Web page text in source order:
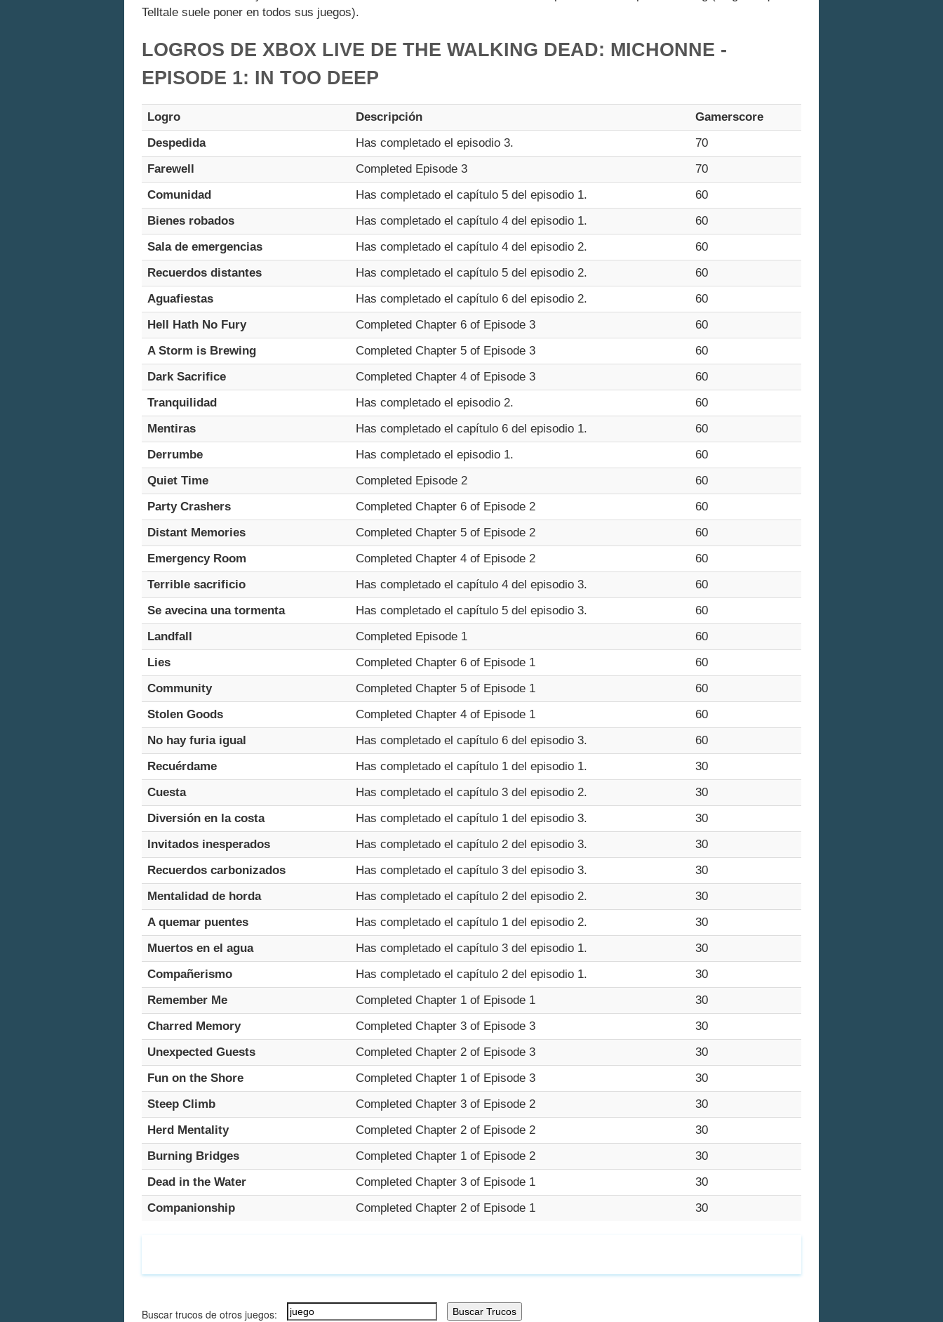
Telltale suele poner en todos sus juegos).
LOGROS DE XBOX LIVE DE THE WALKING DEAD: MICHONNE -
EPISODE 1: IN TOO DEEP
Logro Descripción
Gamerscore
Despedida
Has completado el episodio 3.
70
Farewell
Completed Episode 3
70
Comunidad
Has completado el capítulo 5 del episodio 1.
60
Bienes robados
Has completado el capítulo 4 del episodio 1.
60
Sala de emergencias
Has completado el capítulo 4 del episodio 2.
60
Recuerdos distantes
Has completado el capítulo 5 del episodio 2.
60
Aguafiestas
Has completado el capítulo 6 del episodio 2.
60
Hell Hath No Fury
Completed Chapter 6 of Episode 3
60
A Storm is Brewing
Completed Chapter 5 of Episode 3
60
Dark Sacrifice
Completed Chapter 4 of Episode 3
60
Tranquilidad
Has completado el episodio 2.
60
Mentiras
Has completado el capítulo 6 del episodio 1.
60
Derrumbe
Has completado el episodio 1.
60
Quiet Time
Completed Episode 2
60
Party Crashers
Completed Chapter 6 of Episode 2
60
Distant Memories
Completed Chapter 5 of Episode 2
60
Emergency Room
Completed Chapter 4 of Episode 2
60
Terrible sacrificio
Has completado el capítulo 4 del episodio 3.
60
Se avecina una tormenta
Has completado el capítulo 5 del episodio 3.
60
Landfall
Completed Episode 1
60
Lies
Completed Chapter 6 of Episode 1
60
Community
Completed Chapter 5 of Episode 1
60
Stolen Goods
Completed Chapter 4 of Episode 1
60
No hay furia igual
Has completado el capítulo 6 del episodio 3.
60
Recuérdame
Has completado el capítulo 1 del episodio 1.
30
Cuesta
Has completado el capítulo 3 del episodio 2.
30
Diversión en la costa
Has completado el capítulo 1 del episodio 3.
30
Invitados inesperados
Has completado el capítulo 2 del episodio 3.
30
Recuerdos carbonizados
Has completado el capítulo 3 del episodio 3.
30
Mentalidad de horda
Has completado el capítulo 2 del episodio 2.
30
A quemar puentes
Has completado el capítulo 1 del episodio 2.
30
Muertos en el agua
Has completado el capítulo 3 del episodio 1.
30
Compañerismo
Has completado el capítulo 2 del episodio 1.
30
Remember Me
Completed Chapter 1 of Episode 1
30
Charred Memory
Completed Chapter 3 of Episode 3
30
Unexpected Guests
Completed Chapter 2 of Episode 3
30
Fun on the Shore
Completed Chapter 1 of Episode 3
30
Steep Climb
Completed Chapter 3 of Episode 2
30
Herd Mentality
Completed Chapter 2 of Episode 2
30
Burning Bridges
Completed Chapter 1 of Episode 2
30
Dead in the Water
Completed Chapter 3 of Episode 1
30
Companionship
Completed Chapter 2 of Episode 1 30
Buscar trucos de otros juegos: Buscar Trucos